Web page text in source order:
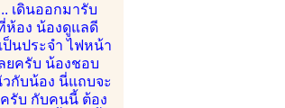
เดินออกมารับ
ห้อง น้องดูแลดี
นประจำ ไฟหน้า
ยครับ น้องชอบ
กับน้อง นี่แถบจะ
รับ กับคนนี้ ต้อง